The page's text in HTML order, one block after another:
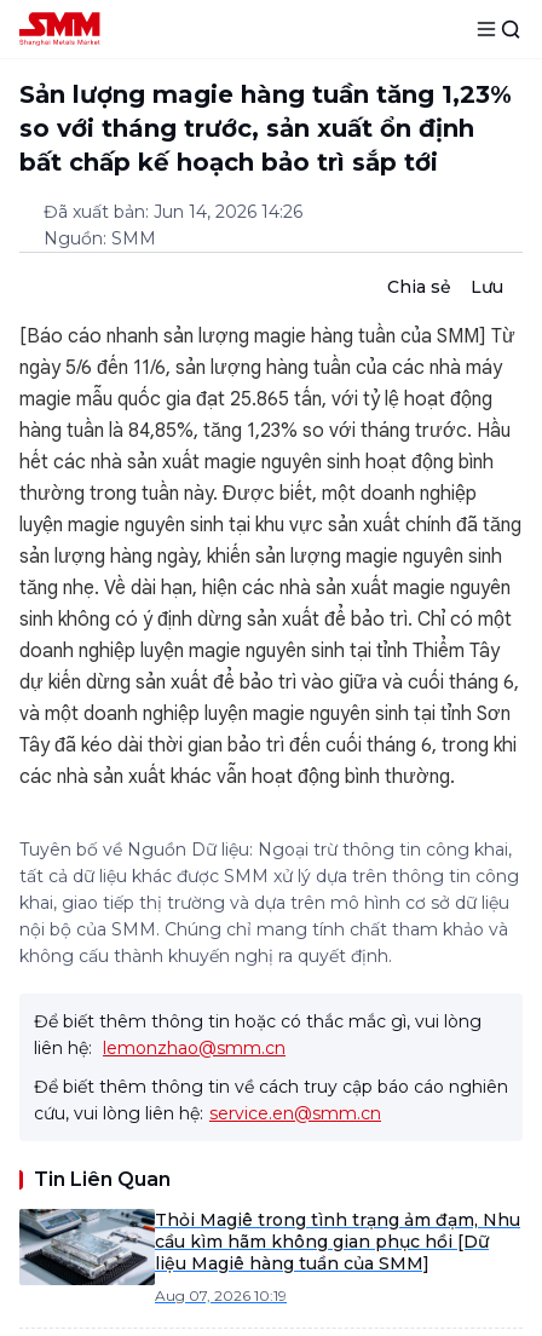
Sản lượng magie hàng tuần tăng 1,23%
so với tháng trước, sản xuất ổn định
bất chấp kế hoạch bảo trì sắp tới
Đã xuất bản: Jun 14, 2026 14:26
Nguồn: SMM
Chia sẻ Lưu
[Báo cáo nhanh sản lượng magie hàng tuần của SMM] Từ
ngày 5/6 đến 11/6, sản lượng hàng tuần của các nhà máy
magie mẫu quốc gia đạt 25.865 tấn, với tỷ lệ hoạt động
hàng tuần là 84,85%, tăng 1,23% so với tháng trước. Hầu
hết các nhà sản xuất magie nguyên sinh hoạt động bình
thường trong tuần này. Được biết, một doanh nghiệp
luyện magie nguyên sinh tại khu vực sản xuất chính đã tăng
sản lượng hàng ngày, khiến sản lượng magie nguyên sinh
tăng nhẹ. Về dài hạn, hiện các nhà sản xuất magie nguyên
sinh không có ý định dừng sản xuất để bảo trì. Chỉ có một
doanh nghiệp luyện magie nguyên sinh tại tỉnh Thiểm Tây
dự kiến dừng sản xuất để bảo trì vào giữa và cuối tháng 6,
và một doanh nghiệp luyện magie nguyên sinh tại tỉnh Sơn
Tây đã kéo dài thời gian bảo trì đến cuối tháng 6, trong khi
các nhà sản xuất khác vẫn hoạt động bình thường.
Tuyên bố về Nguồn Dữ liệu: Ngoại trừ thông tin công khai,
tất cả dữ liệu khác được SMM xử lý dựa trên thông tin công
khai, giao tiếp thị trường và dựa trên mô hình cơ sở dữ liệu
nội bộ của SMM. Chúng chỉ mang tính chất tham khảo và
không cấu thành khuyến nghị ra quyết định.
Để biết thêm thông tin hoặc có thắc mắc gì, vui lòng
liên hệ: lemonzhao@smm.cn
Để biết thêm thông tin về cách truy cập báo cáo nghiên
cứu, vui lòng liên hệ: service.en@smm.cn
Tin Liên Quan
Thỏi Magiê trong tình trạng ảm đạm, Nhu
cầu kìm hãm không gian phục hồi [Dữ
liệu Magiê hàng tuần của SMM]
Aug 07, 2026 10:19